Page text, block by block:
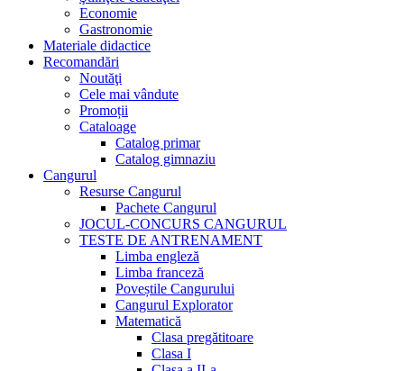
Economie
Gastronomie
Materiale didactice
Recomandări
Noutăţi
Cele mai vândute
Promoții
Cataloage
Catalog primar
Catalog gimnaziu
Cangurul
Resurse Cangurul
Pachete Cangurul
JOCUL-CONCURS CANGURUL
TESTE DE ANTRENAMENT
Limba engleză
Limba franceză
Poveștile Cangurului
Cangurul Explorator
Matematică
Clasa pregătitoare
Clasa I